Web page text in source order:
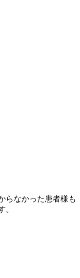
らなかった患者様も
。